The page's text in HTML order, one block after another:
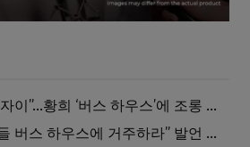
“한남 더 휠·반포터 자이”…황희 ‘버스 하우스’에 조롱 쏟아져
민주당 황희, “청년들 버스 하우스에 거주하라” 발언 후폭풍